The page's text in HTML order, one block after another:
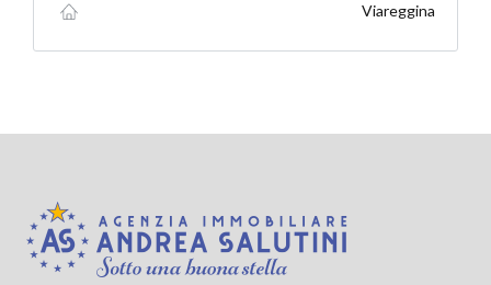
Viareggina